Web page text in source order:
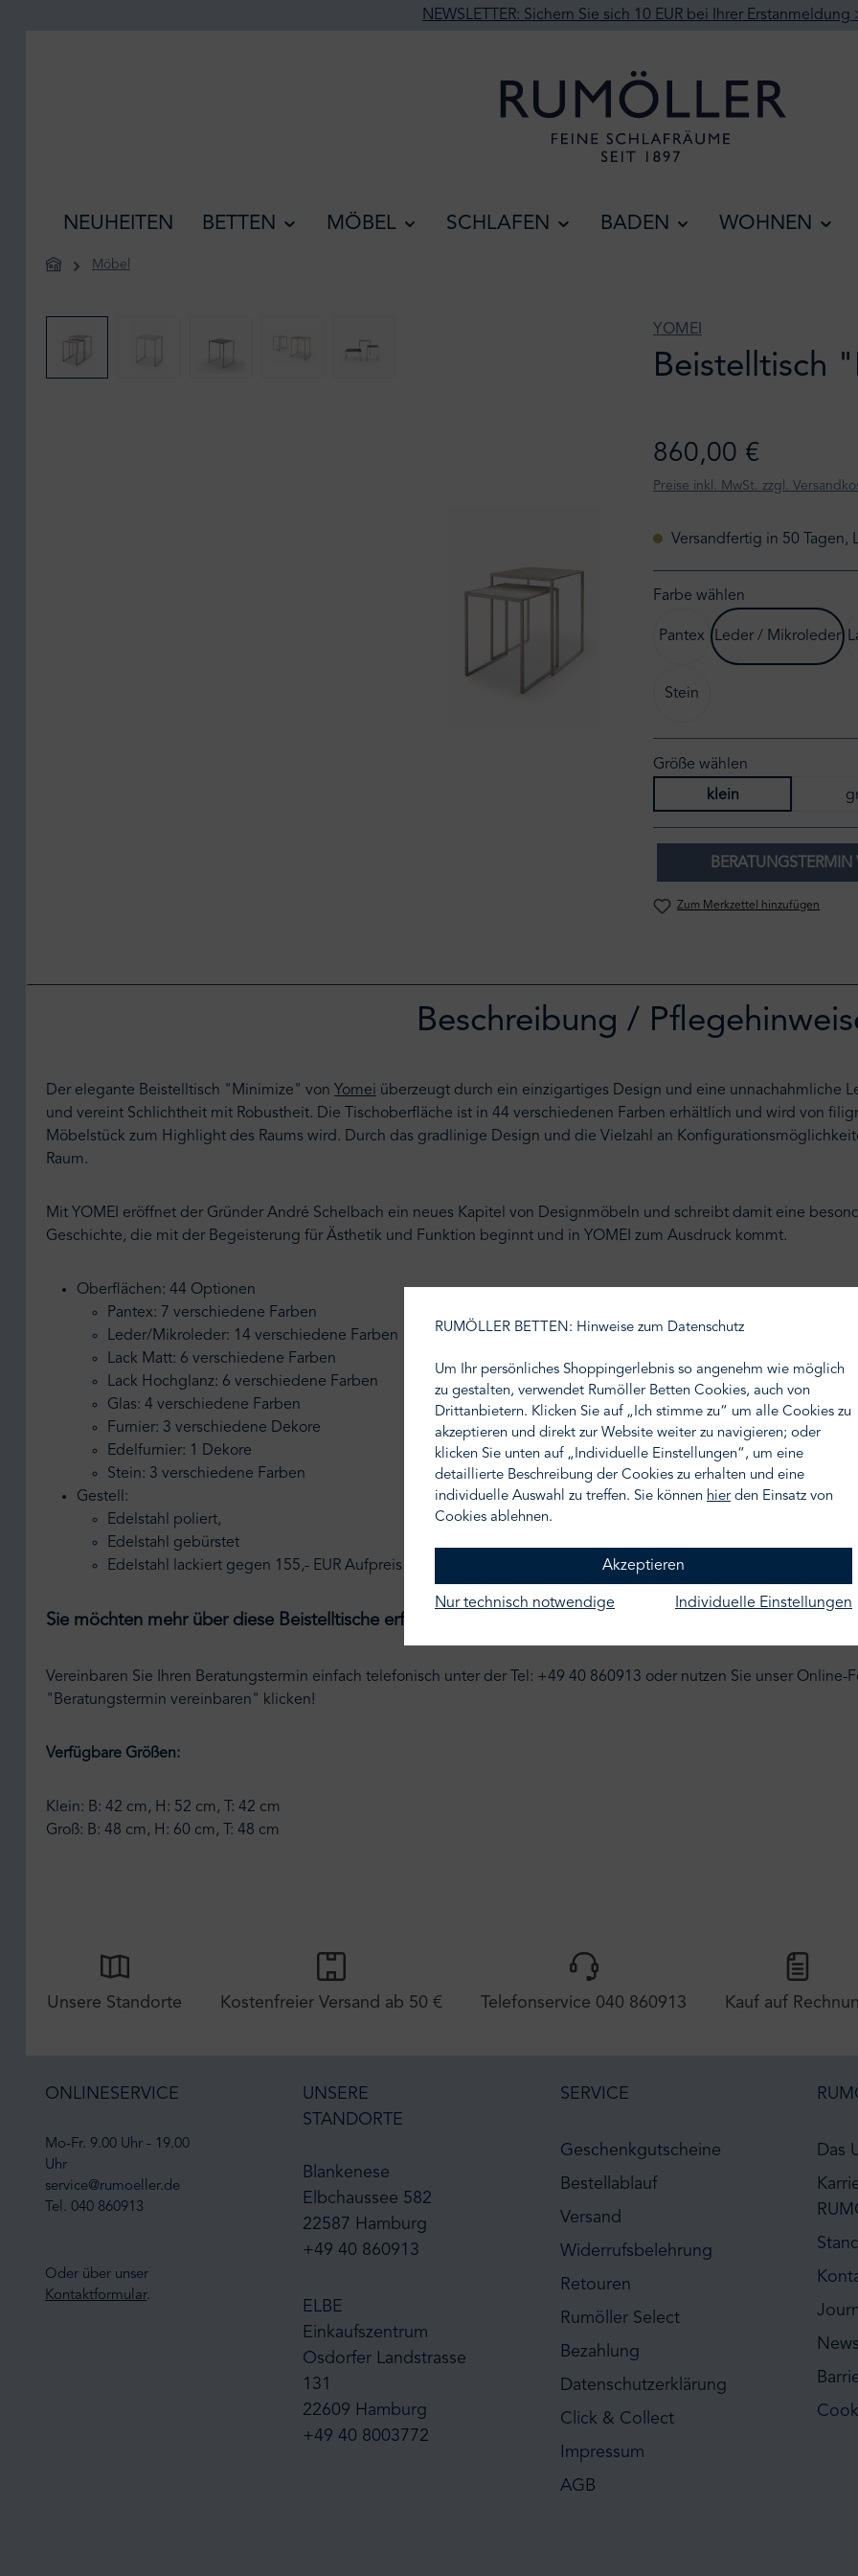
NEWSLETTER: Sichern Sie sich 10 EUR bei Ihrer Erstanmeldung
NEUHEITEN BETTEN MÖBEL SCHLAFEN BADEN WOHNEN
Möbel
YOMEI
Beistelltisch
860,00 €
Preise inkl. MwSt. zzgl.
Versandfertig in 50 Tagen,
Farbe wählen
Pantex Leder / Mikroleder
Stein
Größe wählen
klein
BERATUNGSTERMIN
Zum Merkzettel hinzufügen
Beschreibung /
Der elegante Beistelltisch "Minimize" von Yomei überzeugt durch ein einzigartiges Design und eine unnachahmliche
und vereint Schlichtheit mit Robustheit. Die Tischoberfläche ist in 44 verschiedenen Farben erhältlich und wird von
Möbelstück zum Highlight des Raums wird. Durch das gradlinige Design und die Vielzahl an
Raum.
Mit YOMEI eröffnet der Gründer André Schelbach ein neues Kapitel von Designmöbeln und schreibt damit eine
Geschichte, die mit der Begeisterung für Ästhetik und Funktion beginnt und in YOMEI zum Ausdruck kommt.
Oberflächen: 44 Optionen
Pantex: 7 verschiedene Farben
Leder/Mikroleder: 14 verschiedene Farben
Lack Matt: 6 verschiedene Farben
Lack Hochglanz: 6 verschiedene Farben
Glas: 4 verschiedene Farben
Furnier: 3 verschiedene Dekore
Edelfurnier: 1 Dekore
Stein: 3 verschiedene Farben
Gestell:
Edelstahl poliert,
Edelstahl gebürstet
Edelstahl lackiert gegen 155,- EUR Aufpreis
Sie möchten mehr über diese Beistelltische erfahren?
Vereinbaren Sie Ihren Beratungstermin einfach telefonisch unter der Tel: +49 40 860913 oder nutzen Sie unser
"Beratungstermin vereinbaren" klicken!
Verfügbare Größen:
Klein: B: 42 cm, H: 52 cm, T: 42 cm
Groß: B: 48 cm, H: 60 cm, T: 48 cm
Unsere Standorte Kostenfreier Versand ab 50 € Telefonservice 040 860913 Kauf auf
ONLINESERVICE
Mo-Fr. 9.00 Uhr - 19.00
Uhr
service@rumoeller.de
Tel. 040 860913
Oder über unser
Kontaktformular.
UNSERE
STANDORTE
Blankenese
Elbchaussee 582
22587 Hamburg
+49 40 860913
ELBE
Einkaufszentrum
Osdorfer Landstrasse
131
22609 Hamburg
+49 40 8003772
SERVICE
Geschenkgutscheine
Bestellablauf
Versand
Widerrufsbelehrung
Retouren
Rumöller Select
Bezahlung
Datenschutzerklärung
Click & Collect
Impressum
AGB
Das
RUMÖLLER BETTEN: Hinweise zum Datenschutz
Um Ihr persönliches Shoppingerlebnis so angenehm wie möglich
zu gestalten, verwendet Rumöller Betten Cookies, auch von
Drittanbietern. Klicken Sie auf „Ich stimme zu“ um alle Cookies zu
akzeptieren und direkt zur Website weiter zu navigieren; oder
klicken Sie unten auf „Individuelle Einstellungen“, um eine
detaillierte Beschreibung der Cookies zu erhalten und eine
individuelle Auswahl zu treffen. Sie können hier den Einsatz von
Cookies ablehnen.
Akzeptieren
Nur technisch notwendige Individuelle Einstellungen